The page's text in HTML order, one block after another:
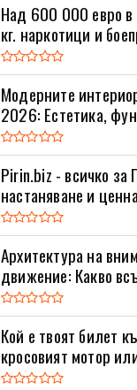
Над 600 000 евро в
кг. наркотици и
Модерните
2026: Естетика,
Pirin.biz - всичко за
настаняване и
Архитектура на
движение: Какво
Кой е твоят билет
кросовият мотор